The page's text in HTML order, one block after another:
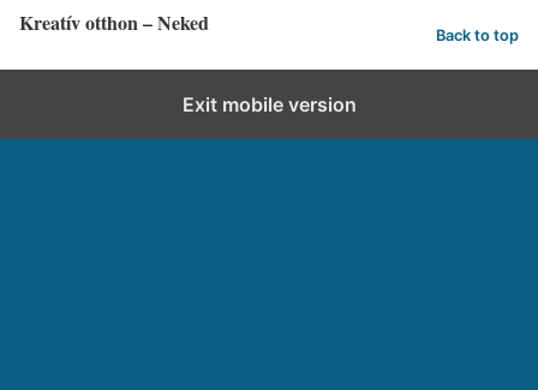
Kreatív otthon – Neked Back to top
Exit mobile version